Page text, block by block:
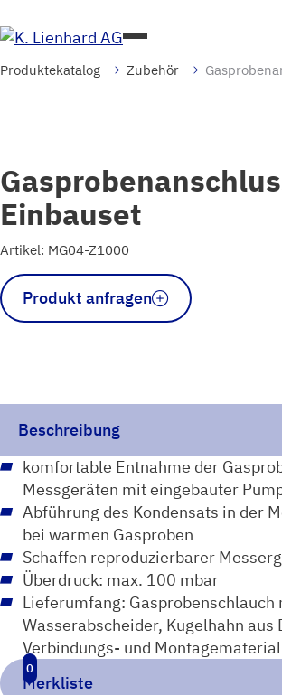
Merkliste
0
Produktekatalog Zubehör
Einbauset
Artikel: MG04-Z1000
Gasprobenanschluss
Einbauset
Menge
Produkt anfragen
Beschreibung
komfortable Entnahme der
Messgeräten mit eingebauter
Abführung des Kondensats in der
bei warmen Gasproben
Schaffen reproduzierbarer
Überdruck: max. 100 mbar
Lieferumfang: Gasprobenschlauch
Wasserabscheider, Kugelhahn aus
Verbindungs- und Montagematerial